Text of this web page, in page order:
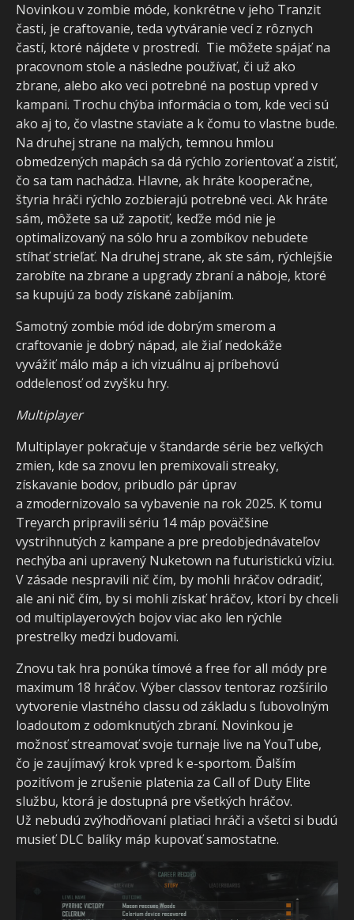
Novinkou v zombie móde, konkrétne v jeho Tranzit
časti, je craftovanie, teda vytváranie vecí z rôznych
častí, ktoré nájdete v prostredí. Tie môžete spájať na
pracovnom stole a následne používať, či už ako
zbrane, alebo ako veci potrebné na postup vpred v
kampani. Trochu chýba informácia o tom, kde veci sú
ako aj to, čo vlastne staviate a k čomu to vlastne bude.
Na druhej strane na malých, temnou hmlou
obmedzených mapách sa dá rýchlo zorientovať a zistiť,
čo sa tam nachádza. Hlavne, ak hráte kooperačne,
štyria hráči rýchlo zozbierajú potrebné veci. Ak hráte
sám, môžete sa už zapotiť, keďže mód nie je
optimalizovaný na sólo hru a zombíkov nebudete
stíhať strieľať. Na druhej strane, ak ste sám, rýchlejšie
zarobíte na zbrane a upgrady zbraní a náboje, ktoré
sa kupujú za body získané zabíjaním.
Samotný zombie mód ide dobrým smerom a
craftovanie je dobrý nápad, ale žiaľ nedokáže
vyvážiť málo máp a ich vizuálnu aj príbehovú
oddelenosť od zvyšku hry.
Multiplayer
Multiplayer pokračuje v štandarde série bez veľkých
zmien, kde sa znovu len premixovali streaky,
získavanie bodov, pribudlo pár úprav
a zmodernizovalo sa vybavenie na rok 2025. K tomu
Treyarch pripravili sériu 14 máp poväčšine
vystrihnutých z kampane a pre predobjednávateľov
nechýba ani upravený Nuketown na futuristickú víziu.
V zásade nespravili nič čím, by mohli hráčov odradiť,
ale ani nič čím, by si mohli získať hráčov, ktorí by chceli
od multiplayerových bojov viac ako len rýchle
prestrelky medzi budovami.
Znovu tak hra ponúka tímové a free for all módy pre
maximum 18 hráčov. Výber classov tentoraz rozšírilo
vytvorenie vlastného classu od základu s ľubovolným
loadoutom z odomknutých zbraní. Novinkou je
možnosť streamovať svoje turnaje live na YouTube,
čo je zaujímavý krok vpred k e-sportom. Ďalším
pozitívom je zrušenie platenia za Call of Duty Elite
službu, ktorá je dostupná pre všetkých hráčov.
Už nebudú zvýhodňovaní platiaci hráči a všetci si budú
musieť DLC balíky máp kupovať samostatne.